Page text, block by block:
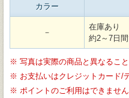
カラー
－
在庫あり
約2～7日
※ 写真は実際の商品と異なること
※ お支払いはクレジットカード/
※ ポイントのご利用はできません